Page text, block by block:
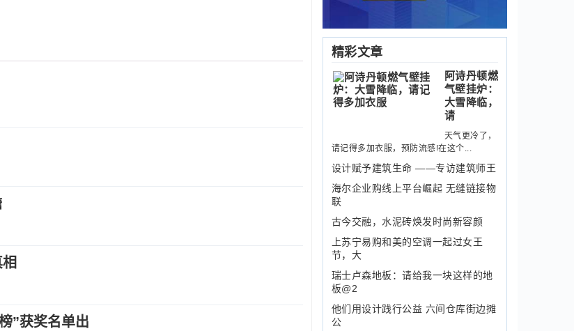
”获奖名单出
精彩文章
阿诗丹顿燃
气壁挂炉：
大雪降临，
请
天气更冷了，
请记得多加衣服，预防流感!在这个...
设计赋予建筑生命 ——专访建筑师王
海尔企业购线上平台崛起 无缝链接物
联
古今交融，水泥砖焕发时尚新容颜
上苏宁易购和美的空调一起过女王
节，大
瑞士卢森地板：请给我一块这样的地
板@2
他们用设计践行公益 六间仓库街边摊
公